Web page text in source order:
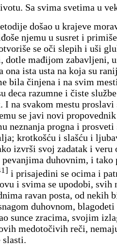
Sa svima svetima u
došao u krajeve
njemu u susret i
se oči slepih i uši
dotle mađijom zabavljeni,
ona ista usta na koja su
bila činjena i na svim
deca razumne i čiste
I na svakom mestu proslavi
se javi novi
neznanja progna i
krotkošću i slašću i
izvrši svoj zadatak i veru
pevanjima duhovnim, i tako
i prisajedini se ocima i
i svima se upodobi, svih
ravan posta, od nekih
duhovnom,
sunce zracima, svojim
medotočivih reči,
slasti.